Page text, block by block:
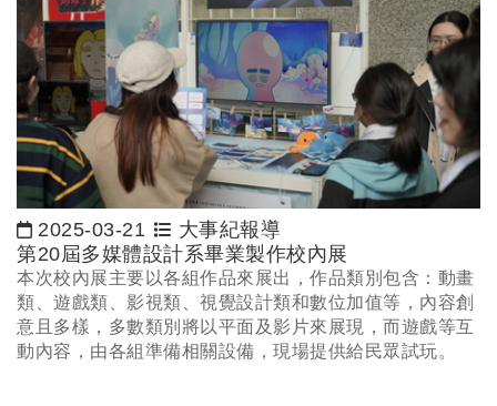
日期：
2025-03-21
大事紀報導
第20屆多媒體設計系畢業製作校內展
本次校內展主要以各組作品來展出，作品類別包含：動畫
類、遊戲類、影視類、視覺設計類和數位加值等，內容創
意且多樣，多數類別將以平面及影片來展現，而遊戲等互
動內容，由各組準備相關設備，現場提供給民眾試玩。